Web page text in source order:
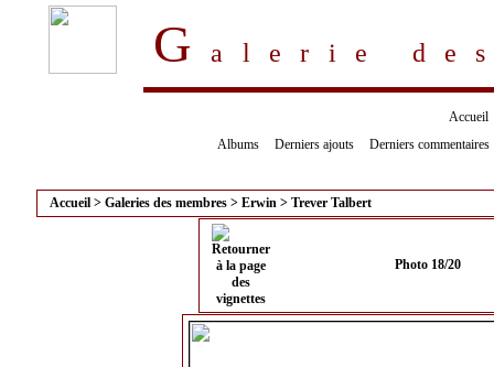
Galerie
Accueil
Albums
Derniers ajouts Derniers commentaires
Accueil > Galeries des membres > Erwin > Trever Talbert
Photo 18/20